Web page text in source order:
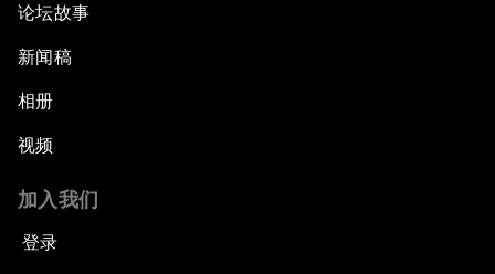
论坛故事
新闻稿
相册
视频
加入我们
登录